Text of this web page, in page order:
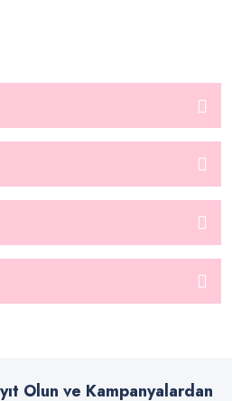
Olun ve Kampanyalardan